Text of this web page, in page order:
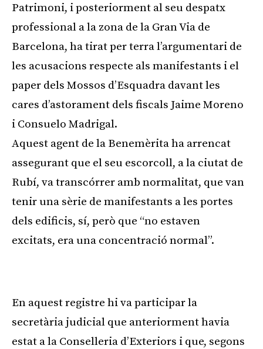
Patrimoni, i posteriorment al seu despatx
professional a la zona de la Gran Via de
Barcelona, ha tirat per terra l’argumentari de
les acusacions respecte als manifestants i el
paper dels Mossos d’Esquadra davant les
cares d’astorament dels fiscals Jaime Moreno
i Consuelo Madrigal.
Aquest agent de la Benemèrita ha arrencat
assegurant que el seu escorcoll, a la ciutat de
Rubí, va transcórrer amb normalitat, que van
tenir una sèrie de manifestants a les portes
dels edificis, sí, però que “no estaven
excitats, era una concentració normal”.
En aquest registre hi va participar la
secretària judicial que anteriorment havia
estat a la Conselleria d’Exteriors i que, segons